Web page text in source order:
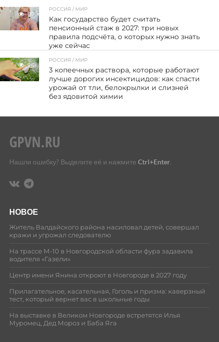
117
РОССИЯ / МИР
Как государство будет считать
пенсионный стаж в 2027: три новых
правила подсчёта, о которых нужно знать
уже сейчас
96
РОССИЯ / МИР
3 копеечных раствора, которые работают
лучше дорогих инсектицидов: как спасти
урожай от тли, белокрылки и слизней
без ядовитой химии
Нашли ошибку? Выделите её и нажмите Ctrl+Enter.
НОВОЕ
Житель Валдайского района насиловал детей, совершал
кражи и угрожал следователю
На трассе М-10 в Новгородской области фура задавила
водителя «Газели»
Центр имени Янина откроют в Новгороде в 2027 году
Прилагательное, касательная, Гоголь и призма: каверзный
тест, который вернет вас в школьные годы
На выставке в Великом Новгороде встретятся Илья
Муромец, Дед Мороз и Баба Яга